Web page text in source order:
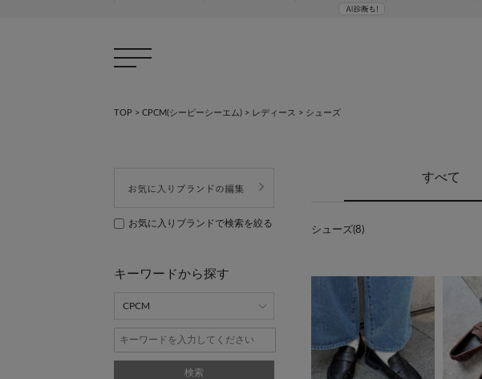
TOP > CPCM(シーピーシーエム) > レディース > シューズ
すべて
シューズ(8)
お気に入りブランドで検索を絞る
キーワードから探す
検索